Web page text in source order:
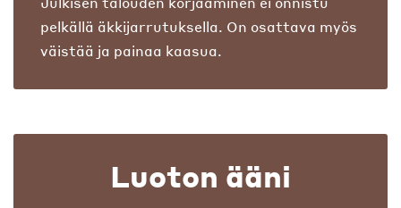
pelkällä äkkijarrutuksella. On osattava myös
väistää ja painaa kaasua.
Luoton ääni